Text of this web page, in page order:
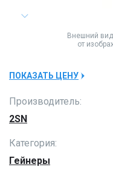
Внешний
от
ПОКАЗАТЬ ЦЕНУ
Производитель:
2SN
Категория:
Гейнеры